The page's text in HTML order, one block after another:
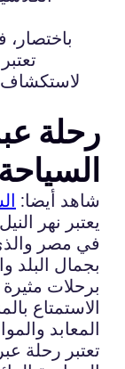
باختصار،
لاستكشاف
رحلة
شاهد أيضا:
يعتبر نهر
في مصر
بجمال البلد
برحلات
الاستمتاع
المعابد
تعتبر رحلة